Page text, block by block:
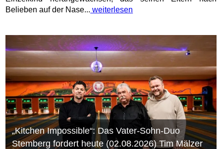
Belieben auf der Nase... weiterlesen
„Kitchen Impossible“: Das Vater-Sohn-Duo
Stemberg fordert heute (02.08.2026) Tim Mälzer